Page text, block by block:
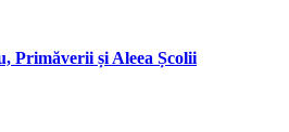
Primăverii și Aleea Școlii